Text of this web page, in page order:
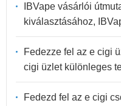
IBVape vásárlói
kiválasztásához,
Fedezze fel az e cigi
cigi üzlet különleges
Fedezd fel az e cigi